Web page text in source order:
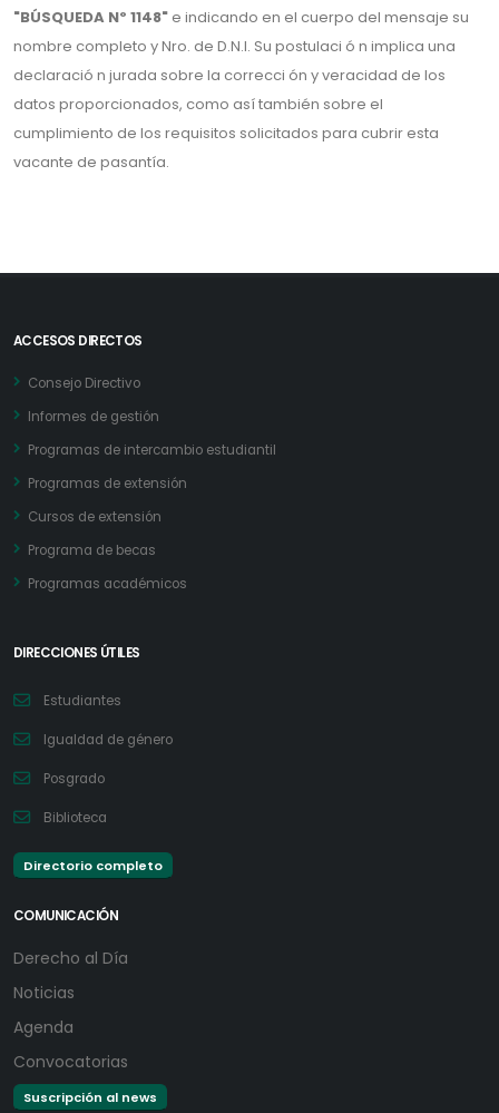
"BÚSQUEDA Nº 1148" e indicando en el cuerpo del mensaje su
nombre completo y Nro. de D.N.I. Su postulaci ó n implica una
declaració n jurada sobre la correcci ón y veracidad de los
datos proporcionados, como así también sobre el
cumplimiento de los requisitos solicitados para cubrir esta
vacante de pasantía.
ACCESOS DIRECTOS
Consejo Directivo
Informes de gestión
Programas de intercambio estudiantil
Programas de extensión
Cursos de extensión
Programa de becas
Programas académicos
DIRECCIONES ÚTILES
Estudiantes
Igualdad de género
Posgrado
Biblioteca
Directorio completo
COMUNICACIÓN
Derecho al Día
Noticias
Agenda
Convocatorias
Suscripción al news